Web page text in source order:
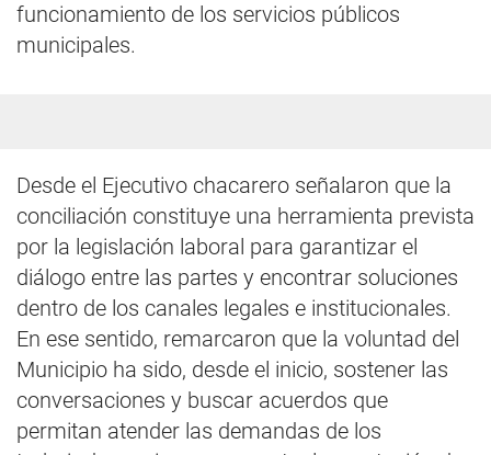
funcionamiento de los servicios públicos
municipales.
Desde el Ejecutivo chacarero señalaron que la
conciliación constituye una herramienta prevista
por la legislación laboral para garantizar el
diálogo entre las partes y encontrar soluciones
dentro de los canales legales e institucionales.
En ese sentido, remarcaron que la voluntad del
Municipio ha sido, desde el inicio, sostener las
conversaciones y buscar acuerdos que
permitan atender las demandas de los